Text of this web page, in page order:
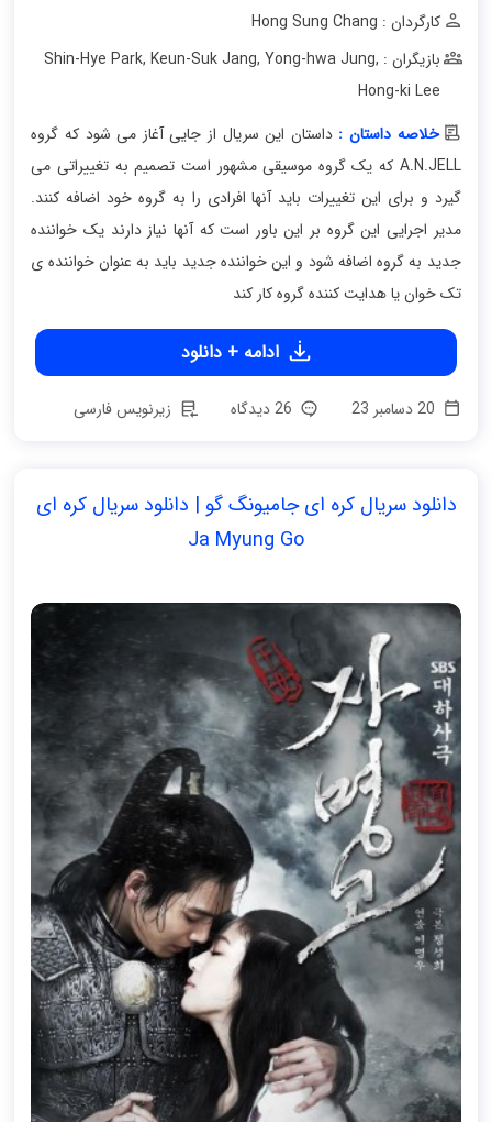
کارگردان : Hong Sung Chang
بازیگران : Shin-Hye Park
, Keun-Suk Jang, Yong-hwa Jung,
Hong-ki Lee
خلاصه داستان :داستان این سریال از جایی آغاز می شود که گروه
A.N.JELL که یک گروه موسیقی مشهور است تصمیم به تغییراتی می
گیرد و برای این تغییرات باید آنها افرادی را به گروه خود اضافه کنند.
مدیر اجرایی این گروه بر این باور است که آنها نیاز دارند یک خواننده
جدید به گروه اضافه شود و این خواننده جدید باید به عنوان خواننده ی
تک خوان یا هدایت کننده گروه کار کند
ادامه + دانلود
زیرنویس فارسی
دانلود سریال کره ای جامیونگ گو | دانلود سریال کره ای
Ja Myung Go